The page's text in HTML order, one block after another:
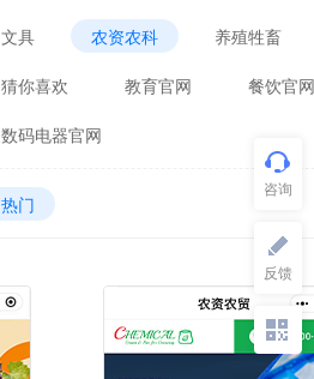
文具 农资农科 养殖牲畜
猜你喜欢 教育官网 餐饮官网
数码电器官网
热门